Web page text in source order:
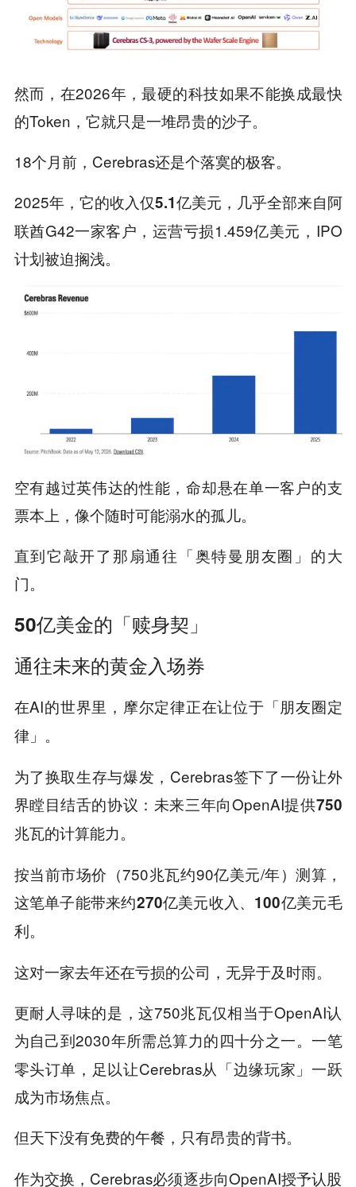
然而，在2026年，最硬的科技如果不能换成最快
的Token，它就只是一堆昂贵的沙子。
18个月前，Cerebras还是个落寞的极客。
2025年，它的收入仅5.1亿美元 ，几乎全部来自阿
联酋G42一家客户，运营亏损1.459亿美元，IPO
计划被迫搁浅。
空有越过英伟达的性能，命却悬在单一客户的支
票本上，像个随时可能溺水的孤儿。
直到它敲开了那扇通往「奥特曼朋友圈」的大
门。
50亿美金的「赎身契」
通往未来的黄金入场券
在AI的世界里，摩尔定律正在让位于 「朋友圈定
律」 。
为了换取生存与爆发，Cerebras签下了一份让外
界瞠目结舌的协议：未来三年向OpenAI提供750
兆瓦的计算能力。
按当前市场价（750兆瓦约90亿美元/年）测算，
这笔单子能带来约270亿美元收入、100亿美元毛
利。
这对一家去年还在亏损的公司，无异于及时雨。
更耐人寻味的是，这750兆瓦仅相当于OpenAI认
为自己到2030年所需总算力的四十分之一。一笔
零头订单，足以让Cerebras从「边缘玩家」一跃
成为市场焦点。
但天下没有免费的午餐，只有昂贵的背书。
作为交换，Cerebras必须逐步向OpenAI授予认股